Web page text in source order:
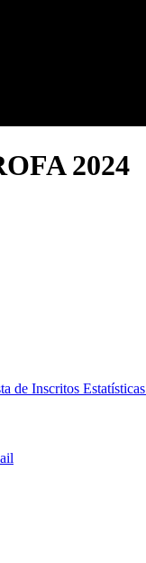
2024
de Inscritos Estatísticas